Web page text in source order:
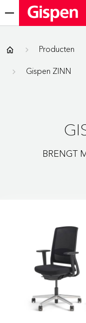
Gispen Producten
Gispen ZINN
BRENGT